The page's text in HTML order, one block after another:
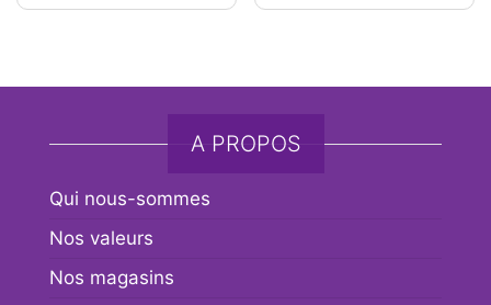
A PROPOS
Qui nous-sommes
Nos valeurs
Nos magasins